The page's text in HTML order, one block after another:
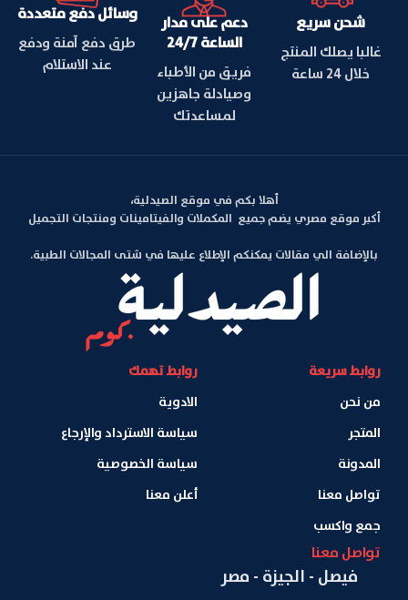
شحن سريع
غالبا يصلك المنتج
خلال 24 ساعة
دعم على مدار
الساعة 24/7
فريق من الأطباء
وصيادلة جاهزين
لمساعدتك
وسائل دفع متعددة
طرق دفع آمنة ودفع
عند الاستلام
أهلا بكم في موقع الصيدلية،
أكبر موقع مصري يضم جميع المكملات والفيتامينات ومنتجات التجميل
بالإضافة الي مقالات يمكنكم الإطلاع عليها في شتى المجالات الطبية.
روابط سريعة
من نحن
المتجر
المدونة
تواصل معنا
جمع واكسب
روابط تهمك
الادوية
سياسة الاسترداد والإرجاع
سياسة الخصوصية
أعلن معنا
تواصل معنا
فيصل - الجيزة - مصر